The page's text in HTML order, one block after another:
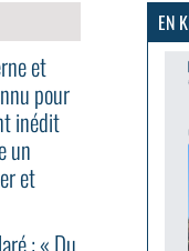
et
pour
inédit
un
et
: « Du
EN